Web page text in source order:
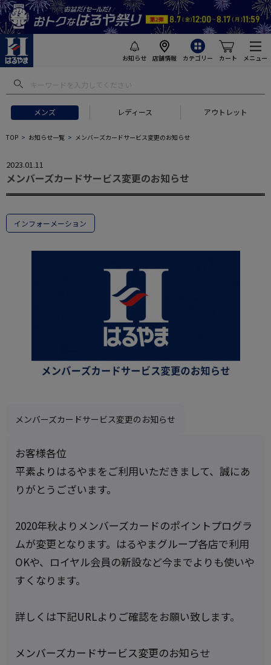
お知らせ 店舗情報 カテゴリー カート メニュー
メンズ レディース アウトレット
TOP お知らせ一覧 メンバーズカードサービス変更のお知らせ
2023.01.11
メンバーズカードサービス変更のお知らせ
インフォーメーション
メンバーズカードサービス変更のお知らせ
お客様各位
平素よりはるやまをご利用いただきまして、誠にあ
りがとうございます。
2020年秋よりメンバーズカードのポイントプログラ
ムが変更となります。はるやまグループ各店で利用
OKや、ロイヤル会員の新設など今までよりも使いや
すくなります。
詳しくは下記URLよりご確認をお願い致します。
メンバーズカードサービス変更のお知らせ